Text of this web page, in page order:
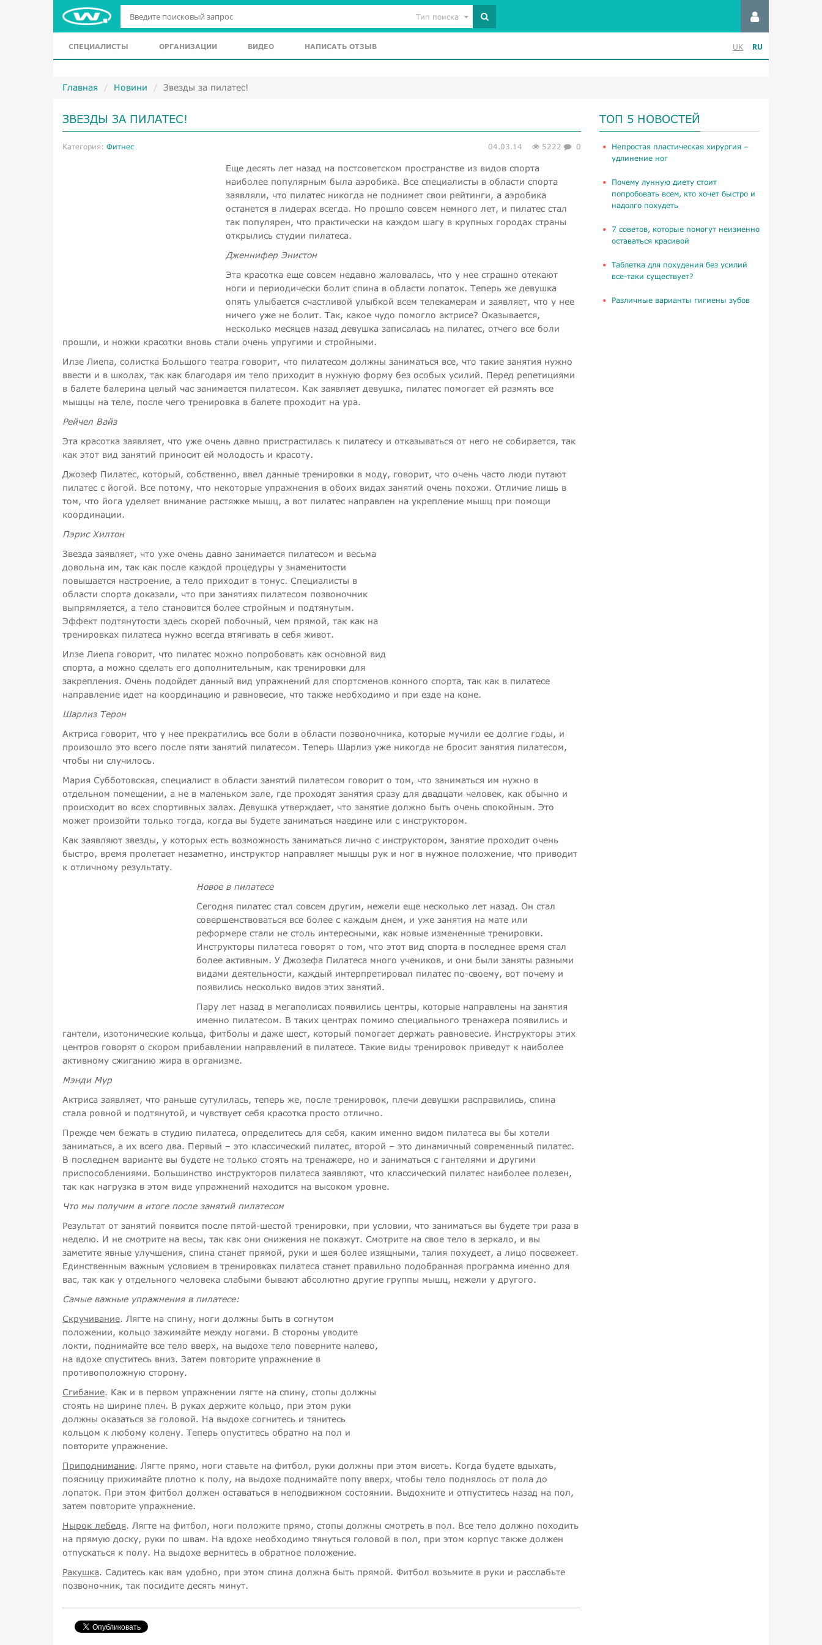
Тип поиска
СПЕЦИАЛИСТЫ ОРГАНИЗАЦИИ ВИДЕО НАПИСАТЬ ОТЗЫВ UK RU
Главная Новини Звезды за пилатес!
ЗВЕЗДЫ ЗА ПИЛАТЕС!
Категория: Фитнес 04.03.14 5222 0
Еще десять лет назад на постсоветском пространстве из видов спорта
наиболее популярным была аэробика. Все специалисты в области спорта
заявляли, что пилатес никогда не поднимет свои рейтинги, а аэробика
останется в лидерах всегда. Но прошло совсем немного лет, и пилатес стал
так популярен, что практически на каждом шагу в крупных городах страны
открылись студии пилатеса.
Дженнифер Энистон
Эта красотка еще совсем недавно жаловалась, что у нее страшно отекают
ноги и периодически болит спина в области лопаток. Теперь же девушка
опять улыбается счастливой улыбкой всем телекамерам и заявляет, что у нее
ничего уже не болит. Так, какое чудо помогло актрисе? Оказывается,
несколько месяцев назад девушка записалась на пилатес, отчего все боли
прошли, и ножки красотки вновь стали очень упругими и стройными.
Илзе Лиепа, солистка Большого театра говорит, что пилатесом должны заниматься все, что такие занятия нужно
ввести и в школах, так как благодаря им тело приходит в нужную форму без особых усилий. Перед репетициями
в балете балерина целый час занимается пилатесом. Как заявляет девушка, пилатес помогает ей размять все
мышцы на теле, после чего тренировка в балете проходит на ура.
Рейчел Вайз
Эта красотка заявляет, что уже очень давно пристрастилась к пилатесу и отказываться от него не собирается, так
как этот вид занятий приносит ей молодость и красоту.
Джозеф Пилатес, который, собственно, ввел данные тренировки в моду, говорит, что очень часто люди путают
пилатес с йогой. Все потому, что некоторые упражнения в обоих видах занятий очень похожи. Отличие лишь в
том, что йога уделяет внимание растяжке мышц, а вот пилатес направлен на укрепление мышц при помощи
координации.
Пэрис Хилтон
Звезда заявляет, что уже очень давно занимается пилатесом и весьма
довольна им, так как после каждой процедуры у знаменитости
повышается настроение, а тело приходит в тонус. Специалисты в
области спорта доказали, что при занятиях пилатесом позвоночник
выпрямляется, а тело становится более стройным и подтянутым.
Эффект подтянутости здесь скорей побочный, чем прямой, так как на
тренировках пилатеса нужно всегда втягивать в себя живот.
Илзе Лиепа говорит, что пилатес можно попробовать как основной вид
спорта, а можно сделать его дополнительным, как тренировки для
закрепления. Очень подойдет данный вид упражнений для спортсменов конного спорта, так как в пилатесе
направление идет на координацию и равновесие, что также необходимо и при езде на коне.
Шарлиз Терон
Актриса говорит, что у нее прекратились все боли в области позвоночника, которые мучили ее долгие годы, и
произошло это всего после пяти занятий пилатесом. Теперь Шарлиз уже никогда не бросит занятия пилатесом,
чтобы ни случилось.
Мария Субботовская, специалист в области занятий пилатесом говорит о том, что заниматься им нужно в
отдельном помещении, а не в маленьком зале, где проходят занятия сразу для двадцати человек, как обычно и
происходит во всех спортивных залах. Девушка утверждает, что занятие должно быть очень спокойным. Это
может произойти только тогда, когда вы будете заниматься наедине или с инструктором.
Как заявляют звезды, у которых есть возможность заниматься лично с инструктором, занятие проходит очень
быстро, время пролетает незаметно, инструктор направляет мышцы рук и ног в нужное положение, что приводит
к отличному результату.
Новое в пилатесе
Сегодня пилатес стал совсем другим, нежели еще несколько лет назад. Он стал
совершенствоваться все более с каждым днем, и уже занятия на мате или
реформере стали не столь интересными, как новые измененные тренировки.
Инструкторы пилатеса говорят о том, что этот вид спорта в последнее время стал
более активным. У Джозефа Пилатеса много учеников, и они были заняты разными
видами деятельности, каждый интерпретировал пилатес по-своему, вот почему и
появились несколько видов этих занятий.
Пару лет назад в мегаполисах появились центры, которые направлены на занятия
именно пилатесом. В таких центрах помимо специального тренажера появились и
гантели, изотонические кольца, фитболы и даже шест, который помогает держать равновесие. Инструкторы этих
центров говорят о скором прибавлении направлений в пилатесе. Такие виды тренировок приведут к наиболее
активному сжиганию жира в организме.
Мэнди Мур
Актриса заявляет, что раньше сутулилась, теперь же, после тренировок, плечи девушки расправились, спина
стала ровной и подтянутой, и чувствует себя красотка просто отлично.
Прежде чем бежать в студию пилатеса, определитесь для себя, каким именно видом пилатеса вы бы хотели
заниматься, а их всего два. Первый – это классический пилатес, второй – это динамичный современный пилатес.
В последнем варианте вы будете не только стоять на тренажере, но и заниматься с гантелями и другими
приспособлениями. Большинство инструкторов пилатеса заявляют, что классический пилатес наиболее полезен,
так как нагрузка в этом виде упражнений находится на высоком уровне.
Что мы получим в итоге после занятий пилатесом
Результат от занятий появится после пятой-шестой тренировки, при условии, что заниматься вы будете три раза в
неделю. И не смотрите на весы, так как они снижения не покажут. Смотрите на свое тело в зеркало, и вы
заметите явные улучшения, спина станет прямой, руки и шея более изящными, талия похудеет, а лицо посвежеет.
Единственным важным условием в тренировках пилатеса станет правильно подобранная программа именно для
вас, так как у отдельного человека слабыми бывают абсолютно другие группы мышц, нежели у другого.
Самые важные упражнения в пилатесе:
Скручивание. Лягте на спину, ноги должны быть в согнутом
положении, кольцо зажимайте между ногами. В стороны уводите
локти, поднимайте все тело вверх, на выдохе тело поверните налево,
на вдохе спуститесь вниз. Затем повторите упражнение в
противоположную сторону.
Сгибание. Как и в первом упражнении лягте на спину, стопы должны
стоять на ширине плеч. В руках держите кольцо, при этом руки
должны оказаться за головой. На выдохе согнитесь и тянитесь
кольцом к любому колену. Теперь опуститесь обратно на пол и
повторите упражнение.
Приподнимание. Лягте прямо, ноги ставьте на фитбол, руки должны при этом висеть. Когда будете вдыхать,
поясницу прижимайте плотно к полу, на выдохе поднимайте попу вверх, чтобы тело поднялось от пола до
лопаток. При этом фитбол должен оставаться в неподвижном состоянии. Выдохните и отпуститесь назад на пол,
затем повторите упражнение.
Нырок лебедя. Лягте на фитбол, ноги положите прямо, стопы должны смотреть в пол. Все тело должно походить
на прямую доску, руки по швам. На вдохе необходимо тянуться головой в пол, при этом корпус также должен
отпускаться к полу. На выдохе вернитесь в обратное положение.
Ракушка. Садитесь как вам удобно, при этом спина должна быть прямой. Фитбол возьмите в руки и расслабьте
позвоночник, так посидите десять минут.
ТОП 5 НОВОСТЕЙ
​Непростая пластическая хирургия –
удлинение ног
Почему лунную диету стоит
попробовать всем, кто хочет быстро и
надолго похудеть
​7 советов, которые помогут неизменно
оставаться красивой
Таблетка для похудения без усилий
все-таки существует?
​Различные варианты гигиены зубов